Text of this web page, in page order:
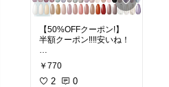
【50%OFFクーポン!】
半額クーポン‼️‼️安いね！
はけまろ hakemaro はが
せる ジェルネイル ネイル
ジェルネイルシール セル
￥770
2 0